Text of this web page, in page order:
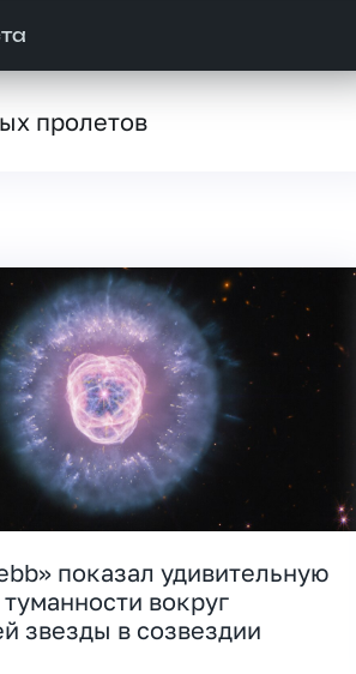
пролетов
показал удивительную
вокруг
звезды в созвездии